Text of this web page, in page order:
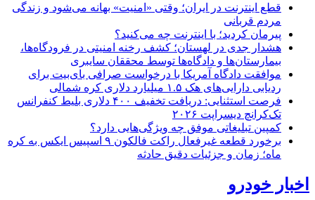
قطع اینترنت در ایران؛ وقتی «امنیت» بهانه می‌شود و زندگی
مردم قربانی
پیرمان کردید؛ با اینترنت چه می‌کنید؟
هشدار جدی در لهستان؛ کشف رخنه امنیتی در فرودگاه‌ها،
بیمارستان‌ها و دادگاه‌ها توسط محققان سایبری
موافقت دادگاه آمریکا با درخواست صرافی بای‌بیت برای
ردیابی دارایی‌های هک ۱.۵ میلیارد دلاری کره شمالی
فرصت استثنایی: دریافت تخفیف ۴۰۰ دلاری بلیط کنفرانس
تک‌کرانچ دیسراپت ۲۰۲۶
کمپین تبلیغاتی موفق چه ویژگی‌هایی دارد؟
برخورد قطعه غیرفعال راکت فالکون ۹ اسپیس ایکس به کره
ماه؛ زمان و جزئیات دقیق حادثه
اخبار خودرو